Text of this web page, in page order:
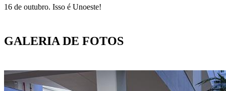
16 de outubro. Isso é Unoeste!
GALERIA DE FOTOS